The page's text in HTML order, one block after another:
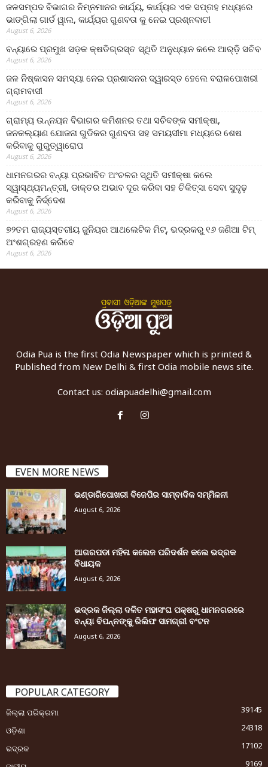
ଜଳସମ୍ପଦ ବିଭାଗର ନିମ୍ନମାନର କାର୍ଯ୍ୟ, କାର୍ଯ୍ୟର ଏକ ସପ୍ତାହ ମଧ୍ୟରେ
ଭାଙ୍ଗିଲା ଗାର୍ଡ ୱାଲ, କାର୍ଯ୍ୟର ଗୁଣବତା କୁ ନେଇ ପ୍ରଶ୍ନବାଚୀ
August 6, 2026
ବନ୍ୟାରେ ପ୍ରମୁଖ ସଡ଼କ କ୍ଷତିଗ୍ରସ୍ତ ସ୍ଥିତି ଅନୁଧ୍ୟାନ କଲେ ଆର୍‌ଡ଼ି ସଚିବ
August 6, 2026
ଜଳ ନିଷ୍କାସନ ସମସ୍ୟା ନେଇ ପ୍ରଶାସନର ଦ୍ୱାରସ୍ତ ହେଲେ ବରାଳପୋଖରୀ
ଗ୍ରାମବାସୀ
August 6, 2026
ଗ୍ରାମ୍ୟ ଉନ୍ନୟନ ବିଭାଗର କମିଶନର ତଥା ସଚିବଙ୍କ ସମୀକ୍ଷା,
ଜନକଲ୍ୟାଣ ଯୋଜନା ଗୁଡିକର ଗୁଣବତା ସହ ସମୟସୀମା ମଧ୍ୟରେ ଶେଷ
କରିବାକୁ ଗୁରୁତ୍ୱାରୋପ
August 6, 2026
ଧାମନଗରର ବନ୍ୟା ପ୍ରଭାବିତ ଅଂଚଳର ସ୍ଥିତି ସମୀକ୍ଷା କଲେ
ସ୍ୱାସ୍ଥ୍ୟମନ୍ତ୍ରୀ, ଡାକ୍ତର ଅଭାବ ଦୂର କରିବା ସହ ଚିକିତ୍ସା ସେବା ସୁଦୃଢ଼
କରିବାକୁ ନିର୍ଦ୍ଦେଶ
August 6, 2026
୭୨ତମ ରାଜ୍ୟସ୍ତରୀୟ ଜୁନିୟର ଆଥଲେଟିକ ମିଟ୍‌, ଭଦ୍ରକରୁ ୧୬ ଜଣିଆ ଟିମ୍
ଅଂଶଗ୍ରହଣ କରିବେ
August 6, 2026
Odia Pua is the first Odia Newspaper which is printed &
Published from New Delhi & first Odia mobile news site.
Contact us: odiapuadelhi@gmail.com
EVEN MORE NEWS
ଭଣ୍ଡାରିପୋଖରୀ ବିଜେପିର ସାମ୍ବାଦିକ ସମ୍ମିଳନୀ
August 6, 2026
ଆଗରପଡା ମହିଳା କଲେଜ ପରିଦର୍ଶନ କଲେ ଭଦ୍ରକ
ବିଧାୟକ
August 6, 2026
ଭଦ୍ରକ ଜିଲ୍ଲା ଦଳିତ ମହାସଂଘ ପକ୍ଷରୁ ଧାମନଗରରେ
ବନ୍ୟା ବିପନ୍ନଙ୍କୁ ରିଲିଫ ସାମଗ୍ରୀ ବଂଟନ
August 6, 2026
POPULAR CATEGORY
ଜିଲ୍ଲା ପରିକ୍ରମା
39145
ଓଡ଼ିଶା
24318
ଭଦ୍ରକ
17102
9169